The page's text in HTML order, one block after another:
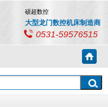
硕超数控
大型龙门数控机床制造商
0531-59576515